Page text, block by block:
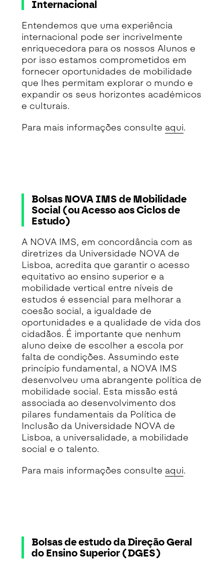
Internacional
Entendemos que uma experiência
internacional pode ser incrivelmente
enriquecedora para os nossos Alunos e
por isso estamos comprometidos em
fornecer oportunidades de mobilidade
que lhes permitam explorar o mundo e
expandir os seus horizontes académicos
e culturais.
Para mais informações consulte aqui.
Bolsas NOVA IMS de Mobilidade
Social (ou Acesso aos Ciclos de
Estudo)
A NOVA IMS, em concordância com as
diretrizes da Universidade NOVA de
Lisboa, acredita que garantir o acesso
equitativo ao ensino superior e a
mobilidade vertical entre níveis de
estudos é essencial para melhorar a
coesão social, a igualdade de
oportunidades e a qualidade de vida dos
cidadãos. É importante que nenhum
aluno deixe de escolher a escola por
falta de condições. Assumindo este
princípio fundamental, a NOVA IMS
desenvolveu uma abrangente política de
mobilidade social. Esta missão está
associada ao desenvolvimento dos
pilares fundamentais da Política de
Inclusão da Universidade NOVA de
Lisboa, a universalidade, a mobilidade
social e o talento.
Para mais informações consulte aqui.
Bolsas de estudo da Direção Geral
do Ensino Superior (DGES)